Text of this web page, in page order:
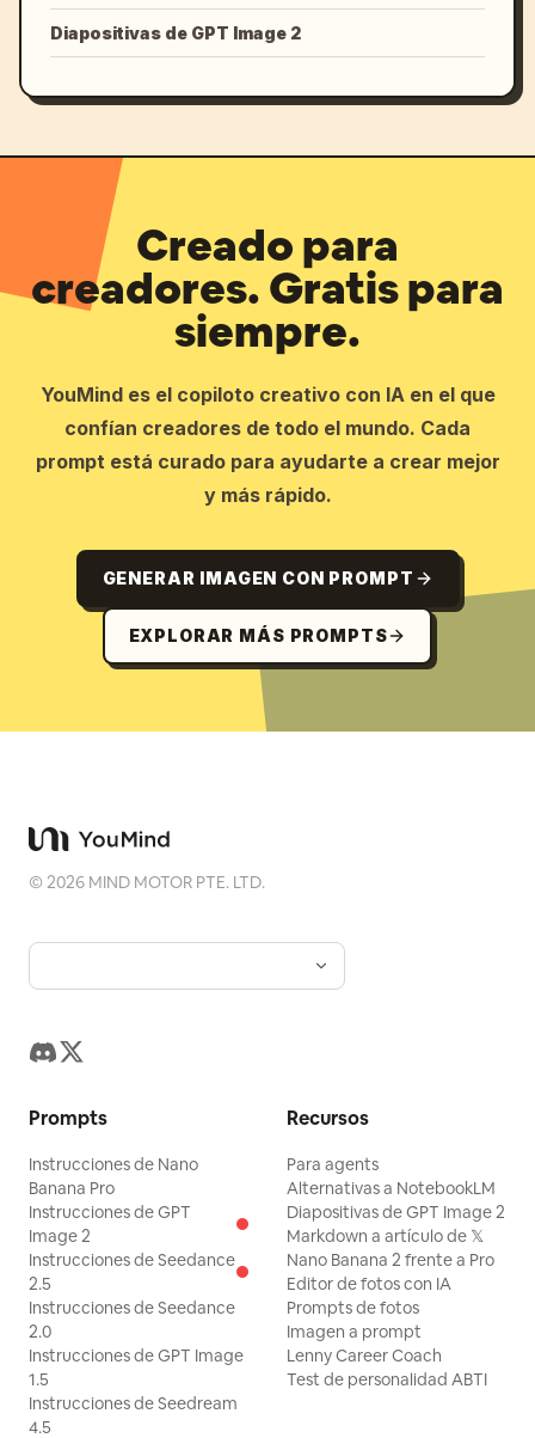
Diapositivas de GPT Image 2
Creado para
creadores. Gratis para
siempre.
YouMind es el copiloto creativo con IA en el que
confían creadores de todo el mundo. Cada
prompt está curado para ayudarte a crear mejor
y más rápido.
GENERAR IMAGEN CON PROMPT
EXPLORAR MÁS PROMPTS
©2026 MIND MOTOR PTE. LTD.
Prompts
Instrucciones de Nano
Banana Pro
Instrucciones de GPT
Image 2
Instrucciones de Seedance
2.5
Instrucciones de Seedance
2.0
Instrucciones de GPT Image
1.5
Instrucciones de Seedream
4.5
Recursos
Para agents
Alternativas a NotebookLM
Diapositivas de GPT Image 2
Markdown a artículo de 𝕏
Nano Banana 2 frente a Pro
Editor de fotos con IA
Prompts de fotos
Imagen a prompt
Lenny Career Coach
Test de personalidad ABTI